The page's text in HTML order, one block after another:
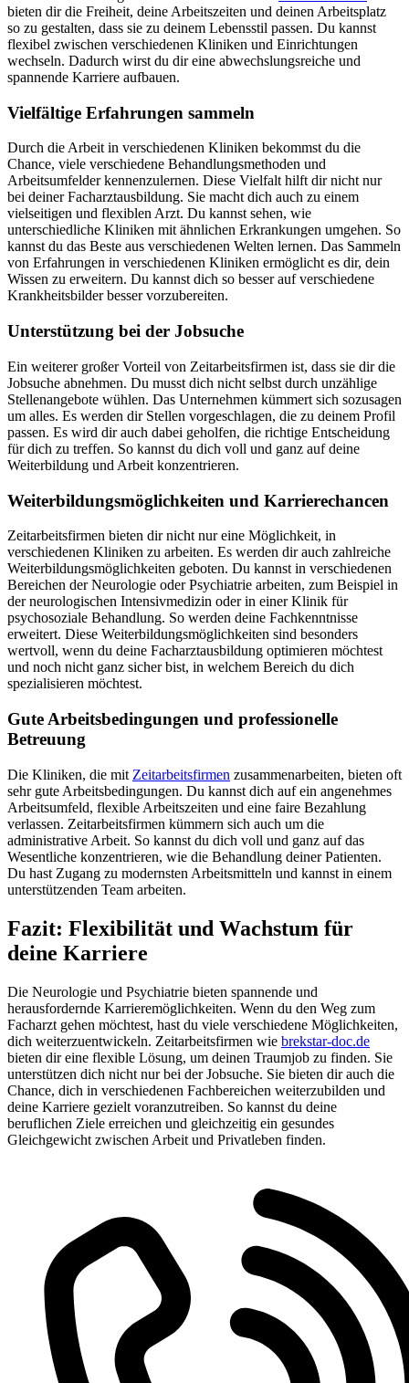
bieten dir die Freiheit, deine Arbeitszeiten und deinen Arbeitsplatz
so zu gestalten, dass sie zu deinem Lebensstil passen. Du kannst
flexibel zwischen verschiedenen Kliniken und Einrichtungen
wechseln. Dadurch wirst du dir eine abwechslungsreiche und
spannende Karriere aufbauen.
Vielfältige Erfahrungen sammeln
Durch die Arbeit in verschiedenen Kliniken bekommst du die
Chance, viele verschiedene Behandlungsmethoden und
Arbeitsumfelder kennenzulernen. Diese Vielfalt hilft dir nicht nur
bei deiner Facharztausbildung. Sie macht dich auch zu einem
vielseitigen und flexiblen Arzt. Du kannst sehen, wie
unterschiedliche Kliniken mit ähnlichen Erkrankungen umgehen. So
kannst du das Beste aus verschiedenen Welten lernen. Das Sammeln
von Erfahrungen in verschiedenen Kliniken ermöglicht es dir, dein
Wissen zu erweitern. Du kannst dich so besser auf verschiedene
Krankheitsbilder besser vorzubereiten.
Unterstützung bei der Jobsuche
Ein weiterer großer Vorteil von Zeitarbeitsfirmen ist, dass sie dir die
Jobsuche abnehmen. Du musst dich nicht selbst durch unzählige
Stellenangebote wühlen. Das Unternehmen kümmert sich sozusagen
um alles. Es werden dir Stellen vorgeschlagen, die zu deinem Profil
passen. Es wird dir auch dabei geholfen, die richtige Entscheidung
für dich zu treffen. So kannst du dich voll und ganz auf deine
Weiterbildung und Arbeit konzentrieren.
Weiterbildungsmöglichkeiten und Karrierechancen
Zeitarbeitsfirmen bieten dir nicht nur eine Möglichkeit, in
verschiedenen Kliniken zu arbeiten. Es werden dir auch zahlreiche
Weiterbildungsmöglichkeiten geboten. Du kannst in verschiedenen
Bereichen der Neurologie oder Psychiatrie arbeiten, zum Beispiel in
der neurologischen Intensivmedizin oder in einer Klinik für
psychosoziale Behandlung. So werden deine Fachkenntnisse
erweitert. Diese Weiterbildungsmöglichkeiten sind besonders
wertvoll, wenn du deine Facharztausbildung optimieren möchtest
und noch nicht ganz sicher bist, in welchem Bereich du dich
spezialisieren möchtest.
Gute Arbeitsbedingungen und professionelle
Betreuung
Die Kliniken, die mit Zeitarbeitsfirmen zusammenarbeiten, bieten oft
sehr gute Arbeitsbedingungen. Du kannst dich auf ein angenehmes
Arbeitsumfeld, flexible Arbeitszeiten und eine faire Bezahlung
verlassen. Zeitarbeitsfirmen kümmern sich auch um die
administrative Arbeit. So kannst du dich voll und ganz auf das
Wesentliche konzentrieren, wie die Behandlung deiner Patienten.
Du hast Zugang zu modernsten Arbeitsmitteln und kannst in einem
unterstützenden Team arbeiten.
Fazit: Flexibilität und Wachstum für
deine Karriere
Die Neurologie und Psychiatrie bieten spannende und
herausfordernde Karrieremöglichkeiten. Wenn du den Weg zum
Facharzt gehen möchtest, hast du viele verschiedene Möglichkeiten,
dich weiterzuentwickeln. Zeitarbeitsfirmen wie brekstar-doc.de
bieten dir eine flexible Lösung, um deinen Traumjob zu finden. Sie
unterstützen dich nicht nur bei der Jobsuche. Sie bieten dir auch die
Chance, dich in verschiedenen Fachbereichen weiterzubilden und
deine Karriere gezielt voranzutreiben. So kannst du deine
beruflichen Ziele erreichen und gleichzeitig ein gesundes
Gleichgewicht zwischen Arbeit und Privatleben finden.